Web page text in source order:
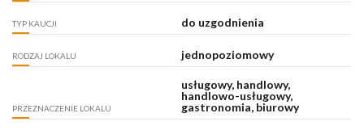
TYP KAUCJI do uzgodnienia
RODZAJ LOKALU jednopoziomowy
PRZEZNACZENIE LOKALU
usługowy, handlowy,
handlowo-usługowy,
gastronomia, biurowy